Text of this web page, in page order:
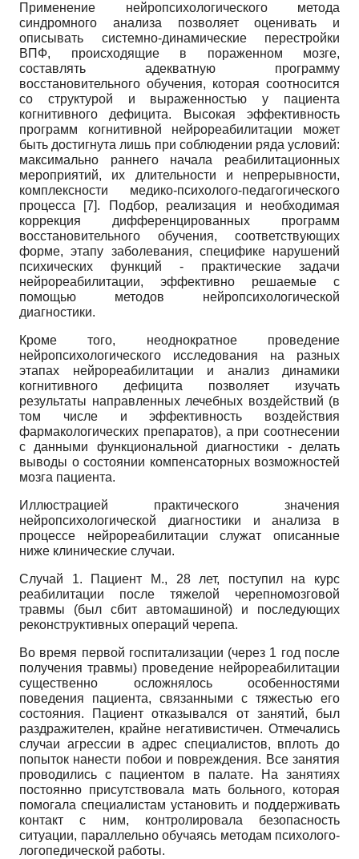
Применение нейропсихологического метода
синдромного анализа позволяет оценивать и
описывать системно-динамические перестройки
ВПФ, происходящие в пораженном мозге,
составлять адекватную программу
восстановительного обучения, которая соотносится
со структурой и выраженностью у пациента
когнитивного дефицита. Высокая эффективность
программ когнитивной нейрореабилитации может
быть достигнута лишь при соблюдении ряда условий:
максимально раннего начала реабилитационных
мероприятий, их длительности и непрерывности,
комплексности медико-психолого-педагогического
процесса [7]. Подбор, реализация и необходимая
коррекция дифференцированных программ
восстановительного обучения, соответствующих
форме, этапу заболевания, специфике нарушений
психических функций - практические задачи
нейрореабилитации, эффективно решаемые с
помощью методов нейропсихологической
диагностики.
Кроме того, неоднократное проведение
нейропсихологического исследования на разных
этапах нейрореабилитации и анализ динамики
когнитивного дефицита позволяет изучать
результаты направленных лечебных воздействий (в
том числе и эффективность воздействия
фармакологических препаратов), а при соотнесении
с данными функциональной диагностики - делать
выводы о состоянии компенсаторных возможностей
мозга пациента.
Иллюстрацией практического значения
нейропсихологической диагностики и анализа в
процессе нейрореабилитации служат описанные
ниже клинические случаи.
Случай 1. Пациент М., 28 лет, поступил на курс
реабилитации после тяжелой черепно­мозговой
травмы (был сбит автомашиной) и последующих
реконструктивных операций черепа.
Во время первой госпитализации (через 1 год после
получения травмы) проведение нейрореабилитации
существенно осложнялось особенностями
поведения пациента, связанными с тяжестью его
состояния. Пациент отказывался от занятий, был
раздражителен, крайне негативистичен. Отмечались
случаи агрессии в адрес специалистов, вплоть до
попыток нанести побои и повреждения. Все занятия
проводились с пациентом в палате. На занятиях
постоянно присутствовала мать больного, которая
помогала специалистам установить и поддерживать
контакт с ним, контролировала безопасность
ситуации, параллельно обучаясь методам психолого-
логопедической работы.